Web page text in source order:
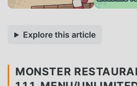
Explore this article
MONSTER